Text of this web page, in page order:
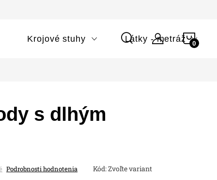
Krojové stuhy Látky - metráž
s dlhým
Podrobnosti hodnotenia Kód:Zvoľte variant